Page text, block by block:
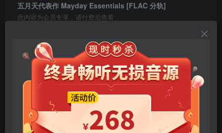
五月天代表作 Mayday Essentials [FLAC 分轨]
此内容为会员专享，请付费后查看
9.9 ￥99
年卡会员免费 永久会员免费
立即购买
您当前未登录！建议登陆后购买，可保存购买订单
专辑名称：Mayday Essentials